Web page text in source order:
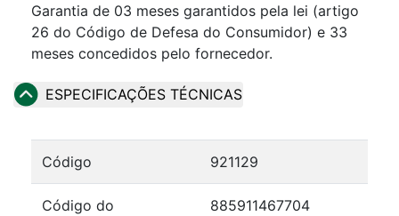
Garantia de 03 meses garantidos pela lei (artigo
26 do Código de Defesa do Consumidor) e 33
meses concedidos pelo fornecedor.
ESPECIFICAÇÕES TÉCNICAS
Código 921129
Código do
885911467704